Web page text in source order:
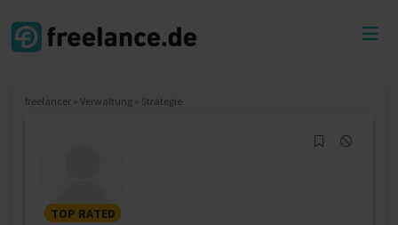
freelancer » Verwaltung » Strategie
TOP RATED